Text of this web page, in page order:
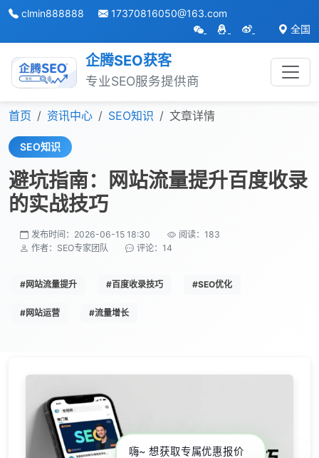
clmin888888
17370816050@163.com
全国
企腾SEO获客
专业SEO服务提供商
跳转到主内容
首页 资讯中心 SEO知识 文章详情
SEO知识
避坑指南：网站流量提升百度收录
的实战技巧
发布时间：2026-06-15 18:30
阅读：183
作者：SEO专家团队
评论：14
#网站流量提升 #百度收录技巧 #SEO优化
#网站运营 #流量增长
嗨~ 想获取专属优惠报价